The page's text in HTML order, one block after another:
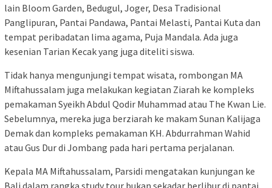
lain Bloom Garden, Bedugul, Joger, Desa Tradisional
Panglipuran, Pantai Pandawa, Pantai Melasti, Pantai Kuta dan
tempat peribadatan lima agama, Puja Mandala. Ada juga
kesenian Tarian Kecak yang juga diteliti siswa.
Tidak hanya mengunjungi tempat wisata, rombongan MA
Miftahussalam juga melakukan kegiatan Ziarah ke kompleks
pemakaman Syeikh Abdul Qodir Muhammad atau The Kwan Lie.
Sebelumnya, mereka juga berziarah ke makam Sunan Kalijaga
Demak dan kompleks pemakaman KH. Abdurrahman Wahid
atau Gus Dur di Jombang pada hari pertama perjalanan.
Kepala MA Miftahussalam, Parsidi mengatakan kunjungan ke
Bali dalam rangka study tour bukan sekadar berlibur di pantai.